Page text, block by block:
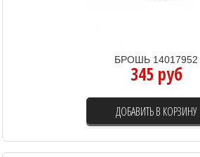
БРОШЬ 14017952
345 руб
ДОБАВИТЬ В КОРЗИНУ